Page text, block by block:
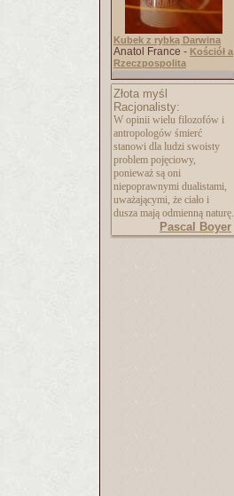
Kubek z rybką Darwina
Anatol France - Kościół a
Rzeczpospolita
Złota myśl
Racjonalisty:
W opinii wielu filozofów i
antropologów śmierć
stanowi dla ludzi swoisty
problem pojęciowy,
ponieważ są oni
niepoprawnymi dualistami,
uważającymi, że ciało i
dusza mają odmienną naturę.
Pascal Boyer